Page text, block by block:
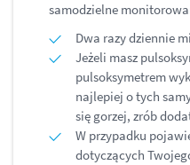
samodzielne
Dwa razy dziennie
Jeżeli masz
pulsoksymetrem
najlepiej o tych
się gorzej, zrób
W przypadku
dotyczących